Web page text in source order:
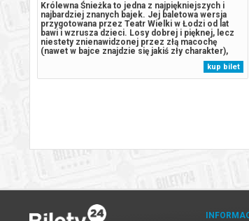
Królewna Śnieżka to jedna z najpiękniejszych i
najbardziej znanych bajek. Jej baletowa wersja
przygotowana przez Teatr Wielki w Łodzi od lat
bawi i wzrusza dzieci. Losy dobrej i pięknej, lecz
niestety znienawidzonej przez złą macochę
(nawet w bajce znajdzie się jakiś zły charakter),
dostarczają dzieciom niezapomnianych emocji. I
mimo że Śnieżka zjada zatrute jabłko,...
kup bilet